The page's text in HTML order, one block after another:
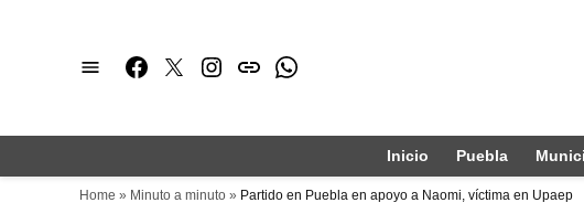
Facebook
TwitterInstagram
issuuWhatsapp
Inicio Puebla
Home » Minuto a minuto » Partido en Puebla en apoyo a Naomi, víctima en Upaep